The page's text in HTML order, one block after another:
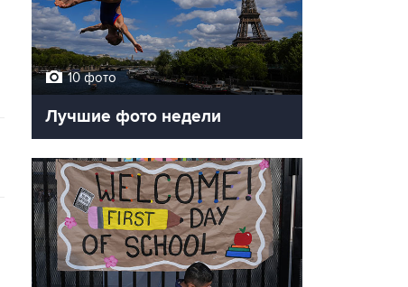
10 фото
Лучшие фото недели